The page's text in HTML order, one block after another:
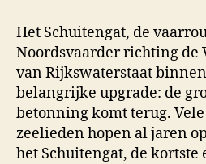
Het Schuitengat, de
Noordsvaarder richting de
van Rijkswaterstaat
belangrijke upgrade: de
betonning komt terug.
zeelieden hopen al jaren
het Schuitengat, de kortste